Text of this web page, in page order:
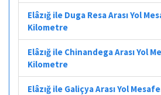
Elâzığ ile Duga Resa Arası Yol
Kilometre
Elâzığ ile Chinandega Arası Yol
Kilometre
Elâzığ ile Galiçya Arası Yol